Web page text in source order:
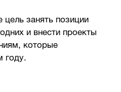
цель занять позиции
и внести проекты
которые
году.